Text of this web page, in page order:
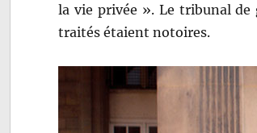
la vie privée ». Le tribunal de
traités étaient notoires.